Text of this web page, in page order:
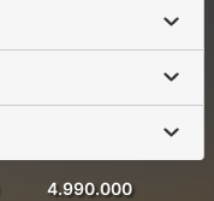
4.990.000